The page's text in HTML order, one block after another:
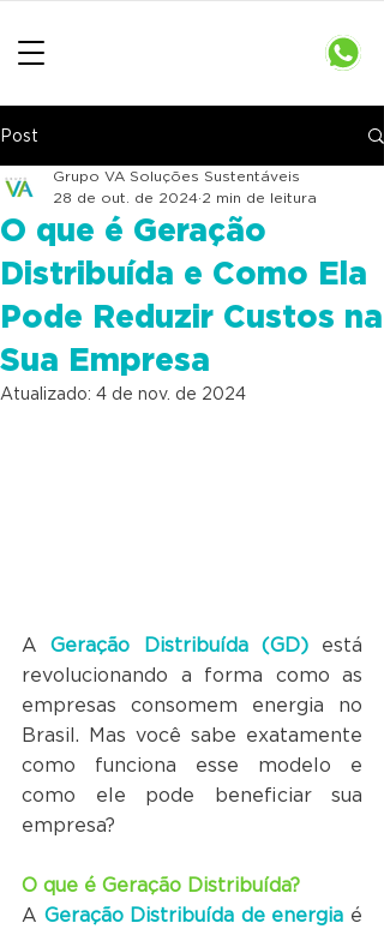
Post
O que é Geração
Distribuída e Como Ela
Pode Reduzir Custos na
Sua Empresa
Grupo VA Soluções Sustentáveis
28 de out. de 2024 2 min de leitura
Atualizado: 4 de nov. de 2024
A Geração Distribuída (GD) está
revolucionando a forma como as
empresas consomem energia no
Brasil. Mas você sabe exatamente
como funciona esse modelo e
como ele pode beneficiar sua
empresa?
O que é Geração Distribuída?
A Geração Distribuída de energia é